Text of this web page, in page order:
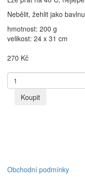
Nebělit, žehlit jako
hmotnost: 200 g
velikost: 24 x 31 cm
270 Kč
Koupit
Obchodní podmínky